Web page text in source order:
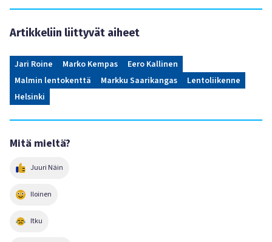
Artikkeliin liittyvät aiheet
Jari Roine Marko Kempas
Eero Kallinen
Malmin lentokenttä
Markku Saarikangas
Lentoliikenne
Helsinki
Mitä mieltä?
Juuri Näin
Iloinen
Itku